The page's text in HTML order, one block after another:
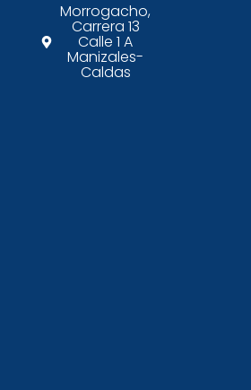
Morrogacho,
Carrera 13
Calle 1 A
Manizales-
Caldas